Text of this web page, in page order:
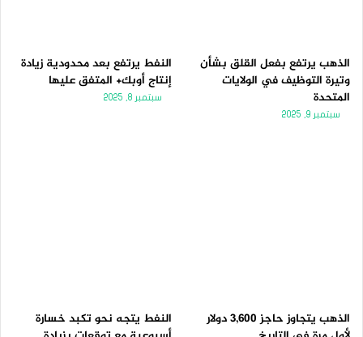
الذهب يرتفع بفعل القلق بشأن
وتيرة التوظيف في الولايات
المتحدة
سبتمبر 9, 2025
النفط يرتفع بعد محدودية زيادة
إنتاج أوبك+ المتفق عليها
سبتمبر 8, 2025
الذهب يتجاوز حاجز 3,600 دولار
النفط يتجه نحو تكبد خسارة